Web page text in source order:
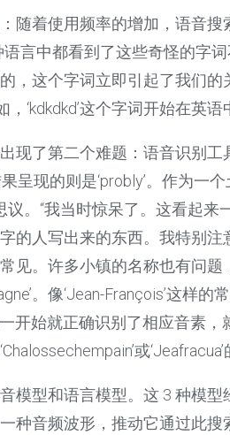
随着使用频率的增加，语音搜
言中都看到了这些奇怪的字
，这个字词立即引起了我们
‘kdkdkd’这个字词开始在英
现了第二个难题：语音识别工
呈现的则是‘probly’。作为一
。“我当时惊呆了。这看起
的人写出来的东西。我特别
。许多小镇的名称也有问题
。像‘Jean-François’这样
开始就正确识别了相应音素
或‘Jeafracua’
模型和语言模型。这 3 种模
种音频波形，推动它通过此